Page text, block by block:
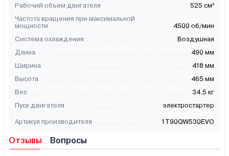
Рабочий объем двигателя
525 см³
Частота вращения при максимальной
мощности
4500 об/мин
Система охлаждения
Воздушная
Длина
490 мм
Ширина
418 мм
Высота
465 мм
Вес
34.5 кг
Пуск двигателя
электростартер
Артикул производителя 1T90QW530EVO
Отзывы Вопросы